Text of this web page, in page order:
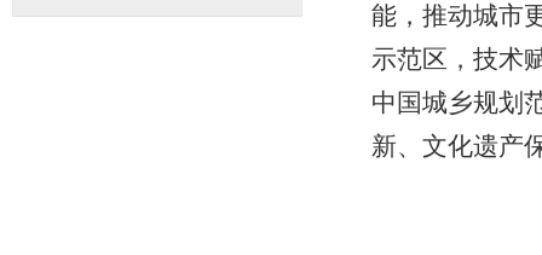
能，推动城市
示范区，技术
中国城乡规划
新、文化遗产